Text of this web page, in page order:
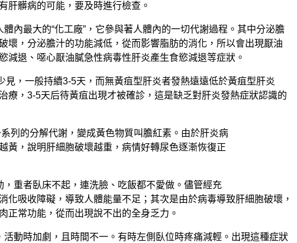
肝髒病的可能，要及時進行檢查。
內最大的“化工廠”，它參與著人體內的一切代謝過程。其中分泌膽
，分泌膽汁的功能減低，從而影響脂肪的消化，所以會出現厭油
退、噁心厭油膩急性病毒性肝炎產生食慾減退等症狀。
，一般持續3-5天，而無黃疽型肝炎者發熱遠遠低於黃疽型肝炎
，3-5天后待黃疽出現才被確診，這是缺乏對肝炎發熱症狀認識的
列的分解代謝，變成黃色物質叫膽紅素。由於肝炎病
黃，說明肝細胞破壞越重，病情好轉尿色逐漸恢復正
重者臥床不起，連洗臉、吃飯都不愛做。儘管經充
吸收障礙，導致人體能量不足；其次是由於病毒導致肝細胞破壞，
正常功能，從而出現說不出的全身乏力。
動時加劇，且時間不一。有時左側臥位時疼痛減輕。出現這種症狀